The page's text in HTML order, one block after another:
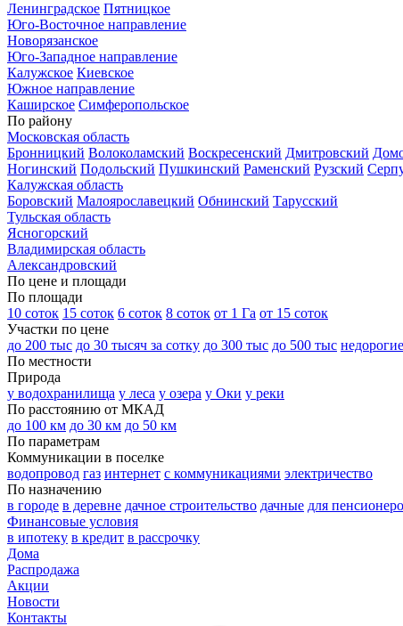
Ленинградское Пятницкое
Юго-Восточное направление
Новорязанское
Юго-Западное направление
Калужское Киевское
Южное направление
Каширское Симферопольское
По району
Московская область
Бронницкий Волоколамский Воскресенский Дмитровский
Ногинский Подольский Пушкинский Раменский Рузский
Калужская область
Боровский Малоярославецкий Обнинский Тарусский
Тульская область
Ясногорский
Владимирская область
Александровский
По цене и площади
По площади
10 соток 15 соток 6 соток 8 соток от 1 Га от 15 соток
Участки по цене
до 200 тыс до 30 тысяч за сотку до 300 тыс до 500 тыс недорогие
По местности
Природа
у водохранилища у леса у озера у Оки у реки
По расстоянию от МКАД
до 100 км до 30 км до 50 км
По параметрам
Коммуникации в поселке
водопровод газ интернет с коммуникациями электричество
По назначению
в городе в деревне дачное строительство дачные для
Финансовые условия
в ипотеку в кредит в рассрочку
Дома
Распродажа
Акции
Новости
Контакты